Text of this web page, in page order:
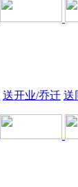
送开业/乔迁 送